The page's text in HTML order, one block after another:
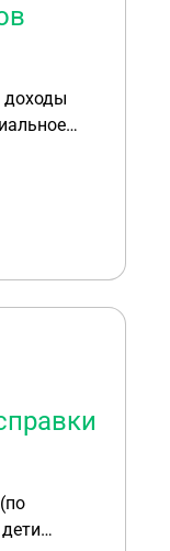
доходы
право а